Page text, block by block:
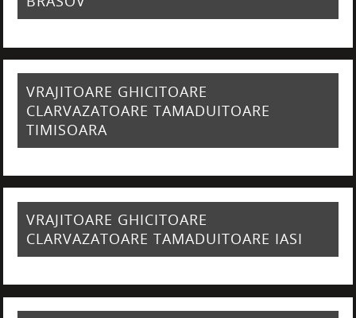
VRAJITOARE GHICITOARE
CLARVAZATOARE TAMADUITOARE
TIMISOARA
VRAJITOARE GHICITOARE
CLARVAZATOARE TAMADUITOARE IASI